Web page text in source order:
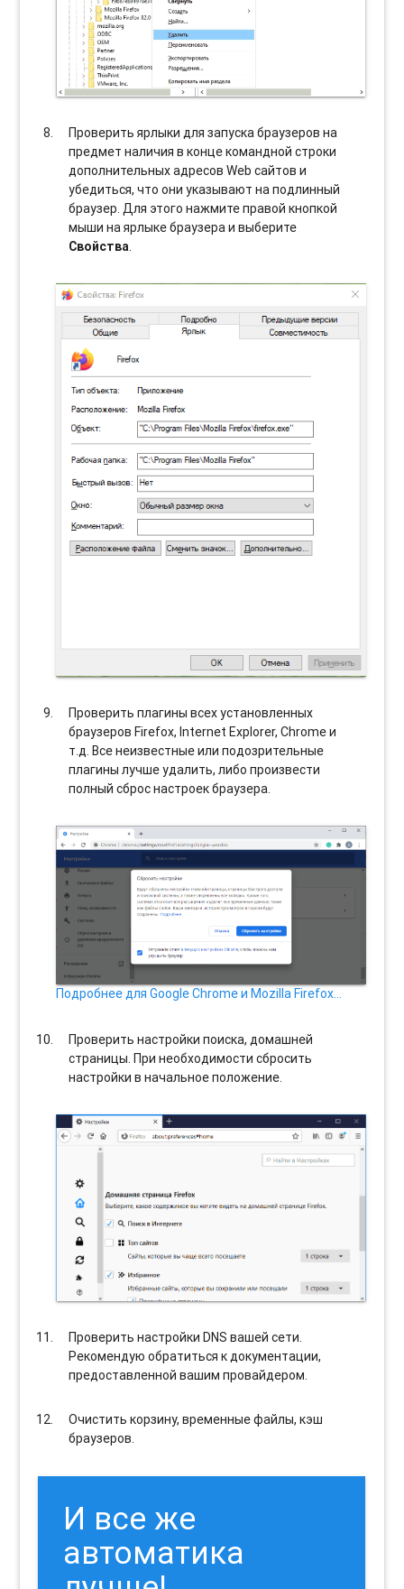
Проверить ярлыки для запуска браузеров на
предмет наличия в конце командной строки
дополнительных адресов Web сайтов и
убедиться, что они указывают на подлинный
браузер. Для этого нажмите правой кнопкой
мыши на ярлыке браузера и выберите
Свойства.
Проверить плагины всех установленных
браузеров Firefox, Internet Explorer, Chrome и
т.д. Все неизвестные или подозрительные
плагины лучше удалить, либо произвести
полный сброс настроек браузера.
Подробнее для Google Chrome и Mozilla Firefox…
Проверить настройки поиска, домашней
страницы. При необходимости сбросить
настройки в начальное положение.
Проверить настройки DNS вашей сети.
Рекомендую обратиться к документации,
предоставленной вашим провайдером.
Очистить корзину, временные файлы, кэш
браузеров.
И все же
автоматика